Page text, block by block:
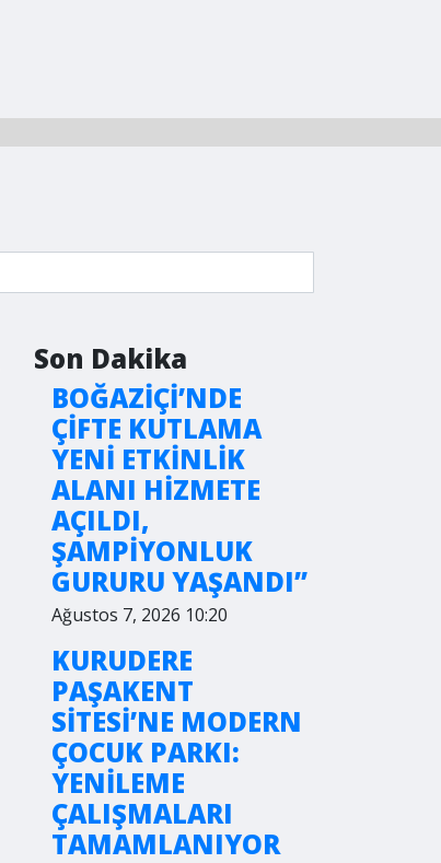
Son Dakika
BOĞAZİÇİ’NDE
ÇİFTE KUTLAMA
YENİ ETKİNLİK
ALANI HİZMETE
AÇILDI,
ŞAMPİYONLUK
GURURU YAŞANDI”
Ağustos 7, 2026 10:20
KURUDERE
PAŞAKENT
SİTESİ’NE MODERN
ÇOCUK PARKI:
YENİLEME
ÇALIŞMALARI
TAMAMLANIYOR